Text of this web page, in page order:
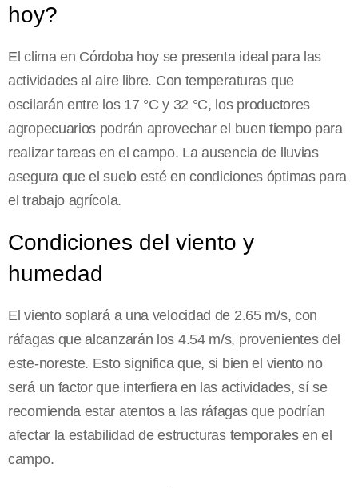
hoy?
El clima en Córdoba hoy se presenta ideal para las
actividades al aire libre. Con temperaturas que
oscilarán entre los 17 °C y 32 °C, los productores
agropecuarios podrán aprovechar el buen tiempo para
realizar tareas en el campo. La ausencia de lluvias
asegura que el suelo esté en condiciones óptimas para
el trabajo agrícola.
Condiciones del viento y
humedad
El viento soplará a una velocidad de 2.65 m/s, con
ráfagas que alcanzarán los 4.54 m/s, provenientes del
este-noreste. Esto significa que, si bien el viento no
será un factor que interfiera en las actividades, sí se
recomienda estar atentos a las ráfagas que podrían
afectar la estabilidad de estructuras temporales en el
campo.